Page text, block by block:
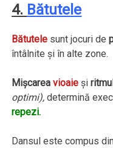
4. Bătutele
Bătutele sunt jocuri de
întâlnite şi în alte zone.
Mişcareavioaie şiritmul
optimi), determină
repezi.
Dansul este compus